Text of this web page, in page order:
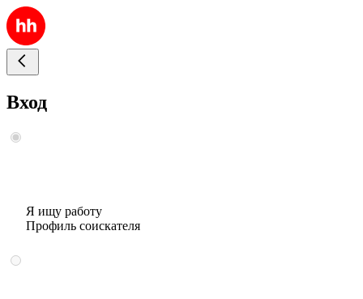
Вход
Я ищу работу
Профиль соискателя